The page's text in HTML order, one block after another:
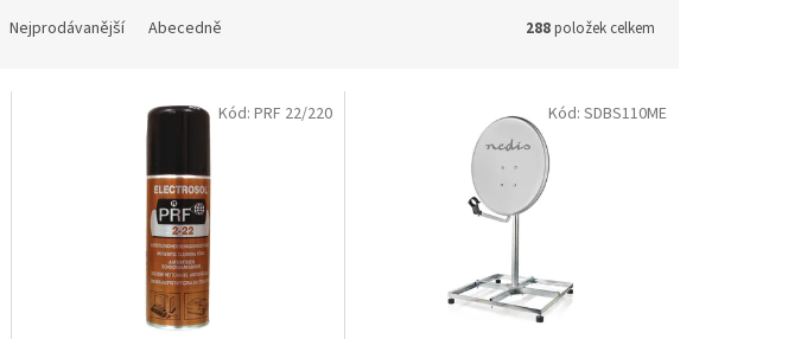
Nejprodávanější Abecedně 288položek celkem
Kód: PRF 22/220 Kód: SDBS110ME